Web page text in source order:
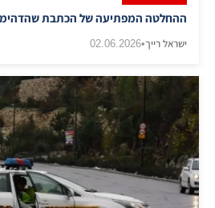
ההחלטה המפתיעה של הכתבת
ישראל רייך•
02.06.2026